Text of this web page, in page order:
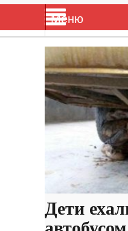
Меню
Дети